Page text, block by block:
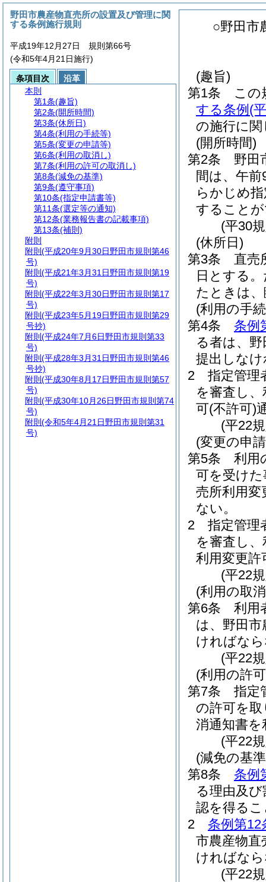
○野田市
(趣旨)
第1条
この
する条例 (
の施行に
(開所時間)
第2条
野田
間は、午
らかじめ
すること
(平30
(休所日)
第3条
直売
日とする。
たときは
(利用の手
第4条
条例
る者は、
提出しな
2
指定管理
を審査し
可(不許可)
(平22
(変更の申
第5条
利用
可を受け
売所利用
ない。
2
指定管理
を審査し
利用変更許
(平22
(利用の取
第6条
利用
は、野田
ければな
(平22
(利用の許
第7条
指定
の許可を
消通知書
(平22
(減免の基
第8条
条例
る理由及
認を得る
2
条例第12
市農産物直
ければな
(平22
野田市農産物直売所の設置及び管理に関
する条例施行規則
平成19年12月27日 規則第66号
(令和5年4月21日施行)
条項目次
沿革
本則
第1条(趣旨)
第2条(開所時間)
第3条(休所日)
第4条(利用の手続等)
第5条(変更の申請等)
第6条(利用の取消し)
第7条(利用の許可の取消し)
第8条(減免の基準)
第9条(遵守事項)
第10条(指定申請書等)
第11条(選定等の通知)
第12条(業務報告書の記載事項)
第13条(補則)
附則
附則 (平成20年9月30日野田市規則第46
号)
附則 (平成21年3月31日野田市規則第19
号)
附則 (平成22年3月30日野田市規則第17
号)
附則 (平成23年5月19日野田市規則第29
号抄)
附則 (平成24年7月6日野田市規則第33
号)
附則 (平成28年3月31日野田市規則第46
号抄)
附則 (平成30年8月17日野田市規則第57
号)
附則 (平成30年10月26日野田市規則第74
号)
附則 (令和5年4月21日野田市規則第31
号)